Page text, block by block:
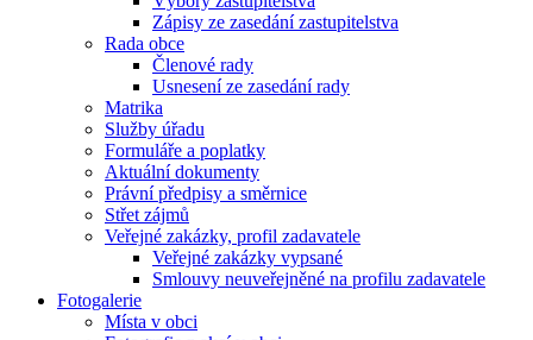
Zápisy ze zasedání zastupitelstva
Rada obce
Členové rady
Usnesení ze zasedání rady
Matrika
Služby úřadu
Formuláře a poplatky
Aktuální dokumenty
Právní předpisy a směrnice
Střet zájmů
Veřejné zakázky, profil zadavatele
Veřejné zakázky vypsané
Smlouvy neuveřejněné na profilu zadavatele
Fotogalerie
Místa v obci